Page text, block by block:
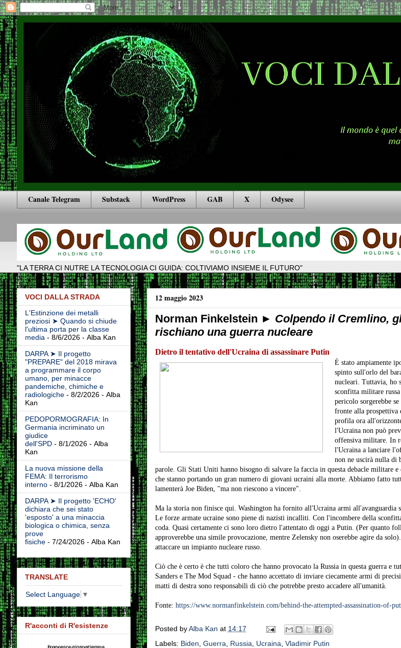
Canale Telegram Substack WordPress GAB X Odysee
"LA TERRA CI NUTRE LA TECNOLOGIA CI GUIDA: COLTIVIAMO INSIEME IL FUTURO"
12 maggio 2023
Norman Finkelstein ► Colpendo il Cremlino,
rischiano una guerra nucleare
Dietro il tentativo dell'Ucraina di assassinare Putin
È stato ampiamente
spinto sull'orlo del
nucleari. Tuttavia, ho
sconfitta militare
pericolo sorgerebbe
fronte alla prospettiva
profila ora
l'Ucraina non può
offensiva militare. In
l'Ucraina a lanciare
non ne uscirà nulla di
parole. Gli Stati Uniti hanno bisogno di salvare la faccia in questa debacle militare e
che stanno portando un gran numero di giovani ucraini alla morte. Abbiamo fatto
lamenterà Joe Biden, "ma non riescono a vincere".
Ma la storia non finisce qui. Washington ha fornito all'Ucraina armi all'avanguardia
Le forze armate ucraine sono piene di nazisti incalliti. Con l'incombere della
coda. Quasi certamente ci sono loro dietro l'attentato di oggi a Putin. (Per quanto
approverebbe una simile provocazione, mentre Zelensky non oserebbe agire da
attaccare un impianto nucleare russo.
Ciò che è certo è che tutti coloro che hanno provocato la Russia in questa guerra e
Sanders e The Mod Squad - che hanno accettato di inviare ciecamente armi di
matti di destra sono responsabili di ciò che potrebbe presto accadere all'umanità.
Fonte: https://www.normanfinkelstein.com/behind-the-attempted-assassination-of-
Posted byAlba Kan at 14:17
Labels: Biden Guerra Russia Ucraina Vladimir Putin
VOCI DALLA STRADA
L'Estinzione dei metalli
preziosi ➤ Quando si chiude
l'ultima porta per la classe
media - 8/6/2026- Alba Kan
DARPA ➤ Il progetto
"PREPARE" del 2018 mirava
a programmare il corpo
umano, per minacce
pandemiche, chimiche e
radiologiche- 8/2/2026- Alba
Kan
PEDOPORMOGRAFIA: In
Germania incriminato un
giudice
dell'SPD- 8/1/2026- Alba
Kan
La nuova missione della
FEMA: Il terrorismo
interno- 8/1/2026- Alba Kan
DARPA ➤ Il progetto 'ECHO'
dichiara che sei stato
'esposto' a una minaccia
biologica o chimica, senza
prove
fisiche- 7/24/2026- Alba Kan
TRANSLATE
Select Language ▼
R'acconti di R'esistenze